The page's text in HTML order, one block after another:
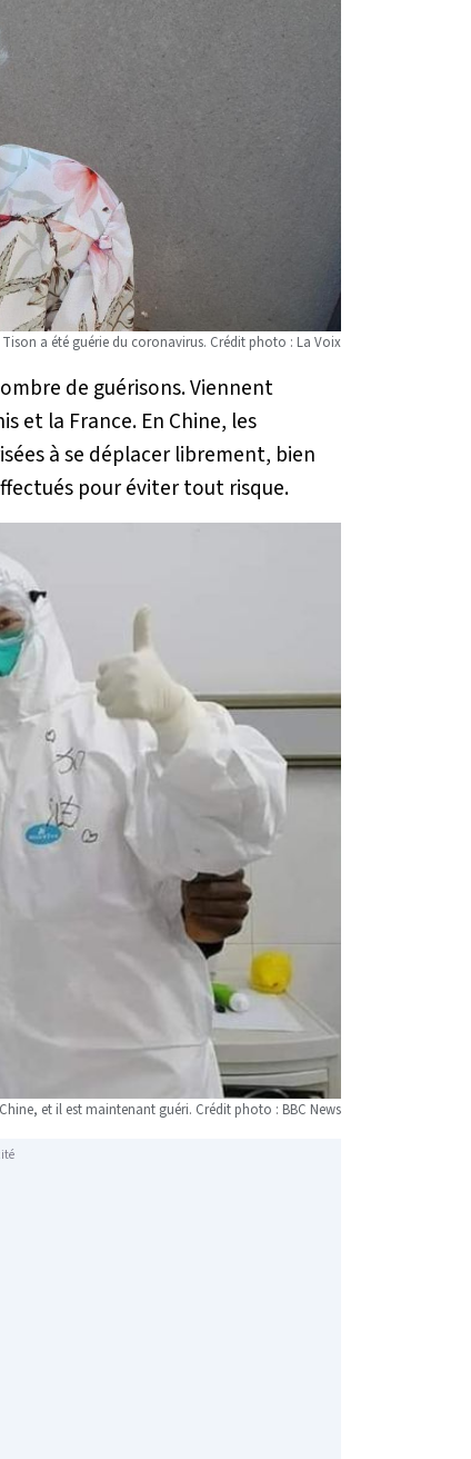
Tison a été guérie du coronavirus. Crédit photo : La Voix
de guérisons. Viennent
et la France. En Chine, les
à se déplacer librement, bien
pour éviter tout risque.
et il est maintenant guéri. Crédit photo : BBC News